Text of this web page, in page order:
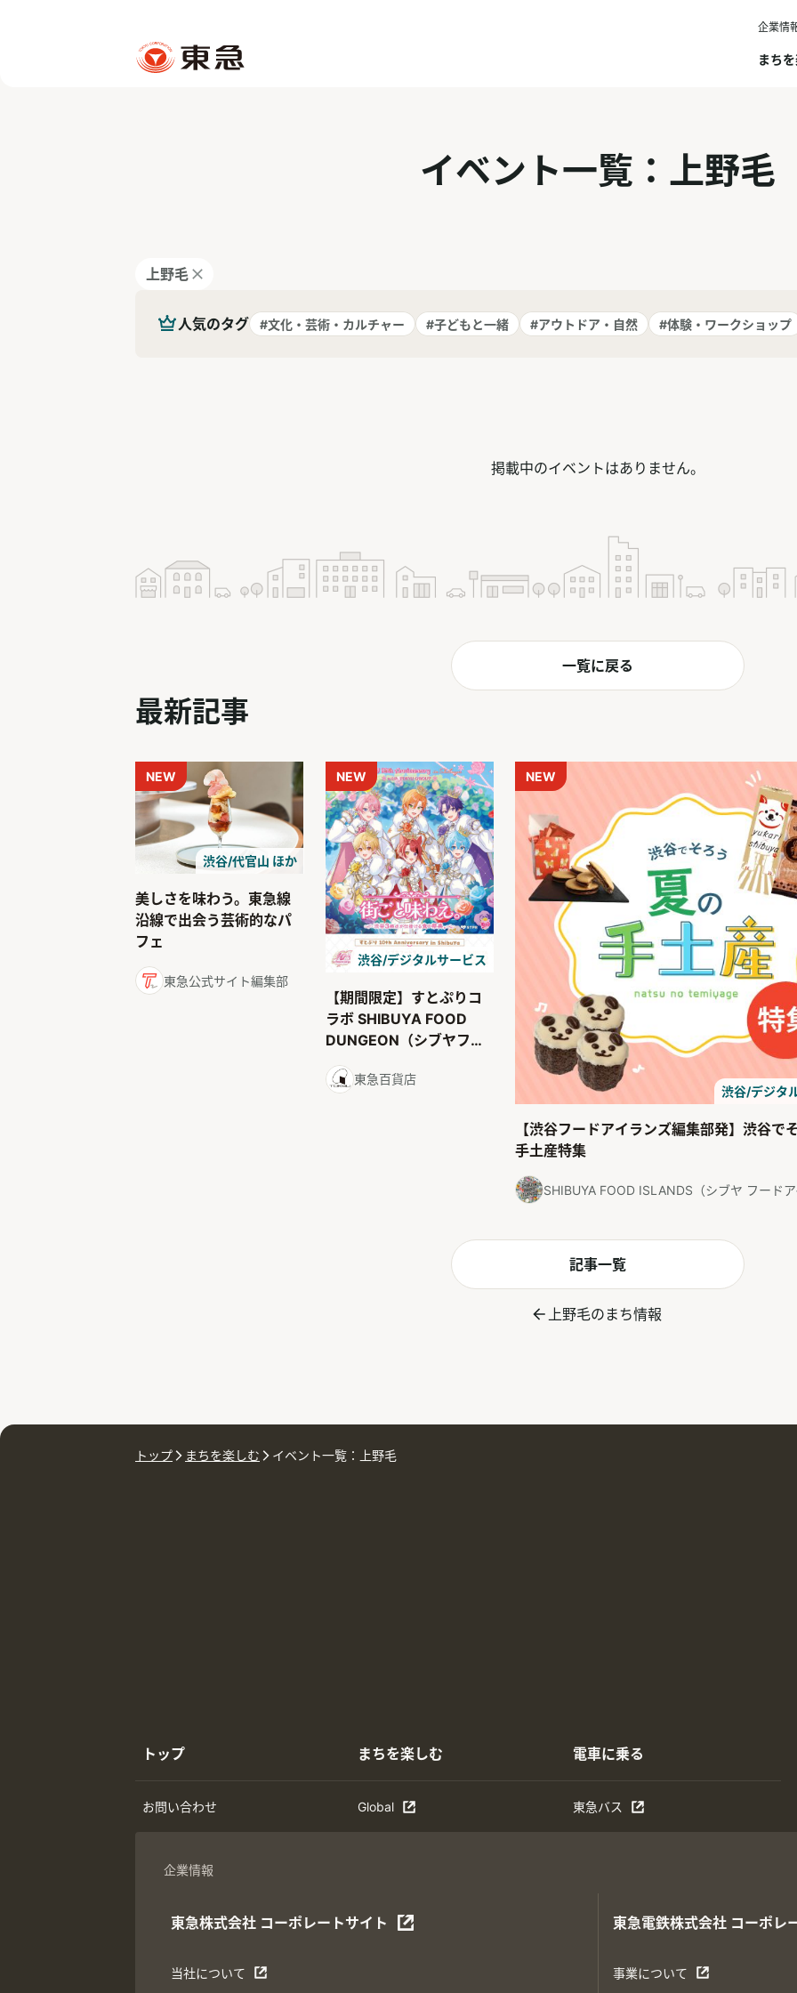
企業情
まち
イベント一覧：上野毛
上野毛
人気のタグ #文化・芸術・カルチャー #子どもと一緒 #アウトドア・自然 #体験・ワークショップ
掲載中のイベントはありません。
一覧に戻る
最新記事
NEW
渋谷/代官山 ほか
美しさを味わう。東急線
沿線で出会う芸術的なパ
フェ
東急公式サイト編集部
NEW
渋谷/デジタルサービス
【期間限定】すとぷりコ
ラボ SHIBUYA FOOD
DUNGEON（シブヤフー
ドダンジョン）
東急百貨店
NEW
渋谷/デジタ
【渋谷フードアイランズ編集部発】渋谷で
手土産特集
SHIBUYA FOOD ISLANDS（シブヤ フード
記事一覧
上野毛のまち情報
トップ まちを楽しむ イベント一覧：上野毛
トップ まちを楽しむ 電車に乗る
お問い合わせ Global 東急バス
企業情報
東急株式会社 コーポレートサイト
当社について
東急電鉄株式会社 コーポレ
事業について